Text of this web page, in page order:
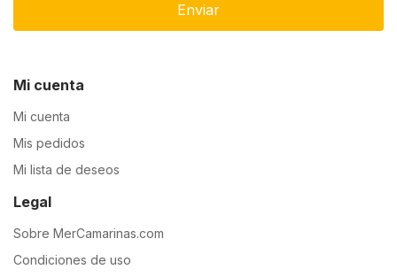
Enviar
Mi cuenta
Mi cuenta
Mis pedidos
Mi lista de deseos
Legal
Sobre MerCamarinas.com
Condiciones de uso